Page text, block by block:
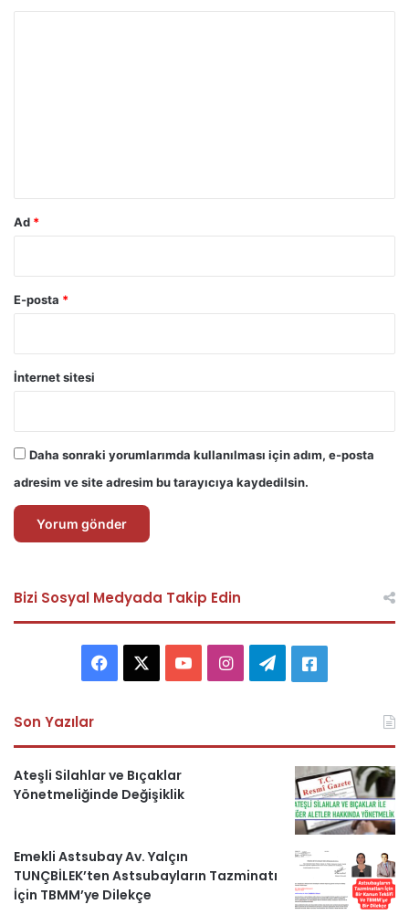
Ad *
E-posta *
İnternet sitesi
Daha sonraki yorumlarımda kullanılması için adım, e-posta
adresim ve site adresim bu tarayıcıya kaydedilsin.
Bizi Sosyal Medyada Takip Edin
e
o
e
I
r
a
e
r
H
Son Yazılar
Ateşli Silahlar ve Bıçaklar
Yönetmeliğinde Değişiklik
Emekli Astsubay Av. Yalçın
TUNÇBİLEK’ten Astsubayların Tazminatı
İçin TBMM’ye Dilekçe